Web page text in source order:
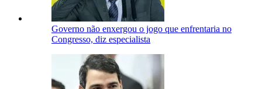
Governo não enxergou o jogo que enfrentaria no
Congresso, diz especialista